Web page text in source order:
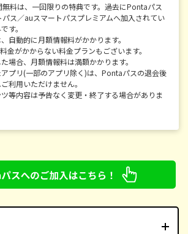
料は、一回限りの特典です。過去にPontaパス
ス／auスマートパスプレミアムへ加入されてい
す。
自動的に月額情報料がかかります。
がかからない料金プランもございます。
場合、月額情報料は満額かかります。
プリ(一部のアプリ除く)は、Pontaパスの退会後
利用いただけません。
等内容は予告なく変更・終了する場合がありま